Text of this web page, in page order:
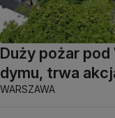
Duży pożar pod
dymu, trwa
WARSZAWA